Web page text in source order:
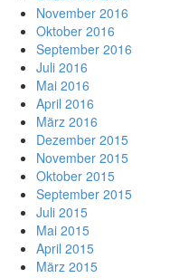
November 2016
Oktober 2016
September 2016
Juli 2016
Mai 2016
April 2016
März 2016
Dezember 2015
November 2015
Oktober 2015
September 2015
Juli 2015
Mai 2015
April 2015
März 2015